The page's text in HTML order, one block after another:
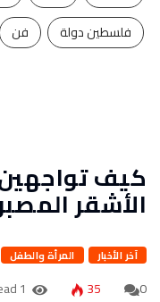
فلسطين دولة
فن
كيف
الأشقر
آخر الأخبار المرأة والطفل
0
35
1 minute read